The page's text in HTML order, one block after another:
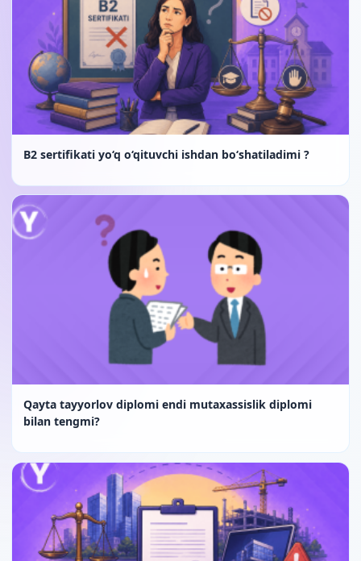
B2 sertifikati yo‘q o‘qituvchi ishdan bo‘shatiladimi ?
Qayta tayyorlov diplomi endi mutaxassislik diplomi
bilan tengmi?